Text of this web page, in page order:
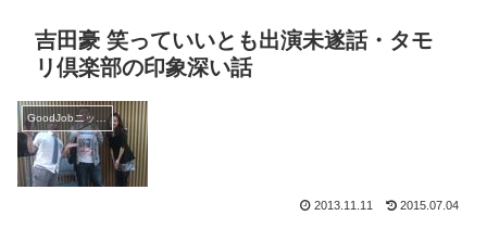
吉田豪 笑っていいとも出演未遂話・タモ
リ倶楽部の印象深い話
GoodJobニッポン
2013.11.11 2015.07.04